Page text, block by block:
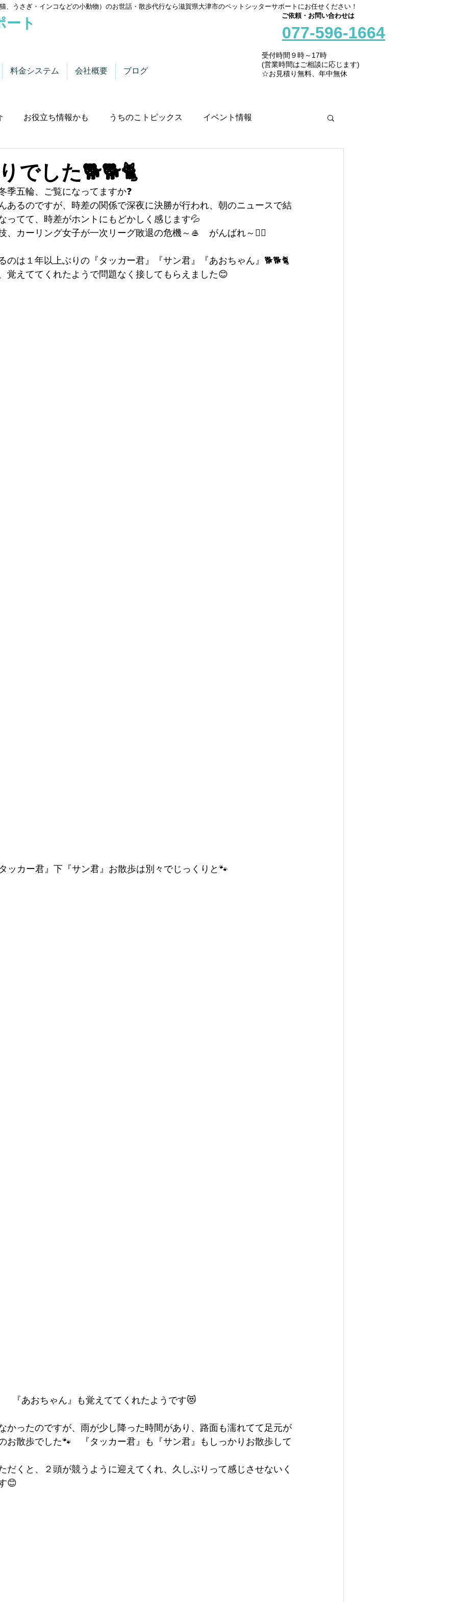
、うさぎ・インコなどの小動物）のお世話・散歩代行なら滋賀県大津市のペットシッターサポートにお任せください！
ート
料金システム 会社概要 ブログ
ご依頼・お問い合わせは
077-596-1664
受付時間９時～17時
(営業時間はご相談に応じます)
☆お見積り無料、年中無休
お役立ち情報かも うちのこトピックス イベント情報
でした🐕🐕🐈
季五輪、ご覧になってますか❓
あるのですが、時差の関係で深夜に決勝が行われ、朝のニュースで結
ってて、時差がホントにもどかしく感じます💦
、カーリング女子が一次リーグ敗退の危機～🥌　がんばれ～🏳‍🌈
のは１年以上ぶりの『タッカー君』『サン君』『あおちゃん』🐕🐕🐈
覚えててくれたようで問題なく接してもらえました😊
ッカー君』下『サン君』お散歩は別々でじっくりと🐾
『あおちゃん』も覚えててくれたようです😻
かったのですが、雨が少し降った時間があり、路面も濡れてて足元が
お散歩でした🐾　『タッカー君』も『サン君』もしっかりお散歩して
だくと、２頭が競うように迎えてくれ、久しぶりって感じさせないく
😊